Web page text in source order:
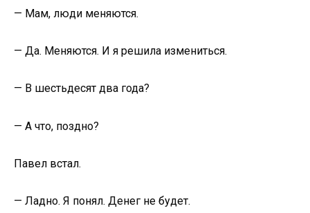
— Мам, люди меняются.
— Да. Меняются. И я решила измениться.
— В шестьдесят два года?
— А что, поздно?
Павел встал.
— Ладно. Я понял. Денег не будет.